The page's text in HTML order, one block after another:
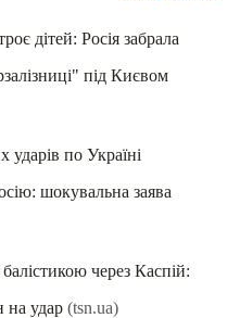
дітей: Росія забрала
під Києвом
по Україні
шокувальна заява
через Каспій:
на удар (tsn.ua)